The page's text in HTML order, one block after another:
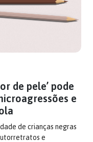
de pele’ pode
e
de crianças negras
e